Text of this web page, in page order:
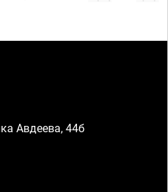
Авдеева, 44б